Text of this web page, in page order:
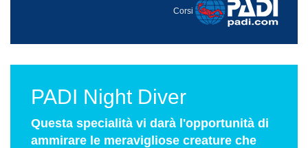
Corsi
PADI Night Diver
Questa specialità vi darà l'opportunità di
ammirare le meravigliose creature che